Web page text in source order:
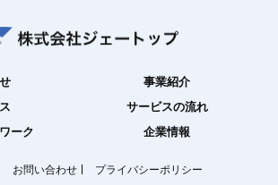
事業紹介
サービスの流れ
ーク
企業情報
お問い合わせ プライバシーポリシー